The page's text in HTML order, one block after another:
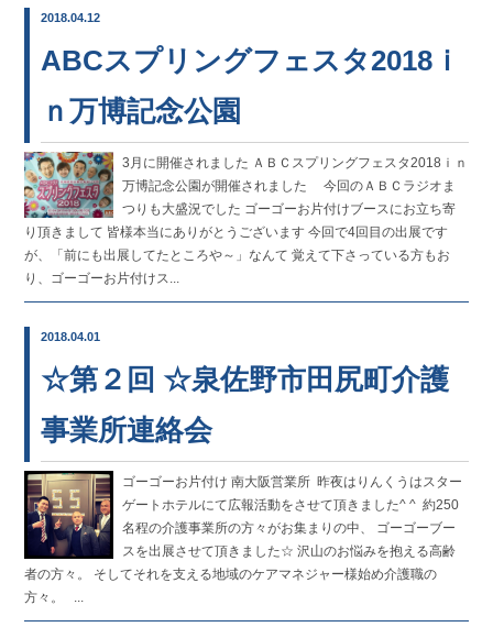
2018.04.12
ABCスプリングフェスタ2018ｉ
ｎ万博記念公園
3月に開催されました ＡＢＣスプリングフェスタ2018ｉｎ
万博記念公園が開催されました 今回のＡＢＣラジオま
つりも大盛況でした ゴーゴーお片付けブースにお立ち寄
り頂きまして 皆様本当にありがとうございます 今回で4回目の出展です
が、「前にも出展してたところや～」なんて 覚えて下さっている方もお
り、ゴーゴーお片付けス...
2018.04.01
☆第２回 ☆泉佐野市田尻町介護
事業所連絡会
ゴーゴーお片付け 南大阪営業所 ㅤㅤㅤㅤㅤㅤㅤㅤㅤㅤㅤㅤㅤ 昨夜はりんくうはスター
ゲートホテルにて広報活動をさせて頂きました^ ^ ㅤㅤㅤㅤㅤㅤㅤㅤㅤㅤㅤㅤㅤ 約250
名程の介護事業所の方々がお集まりの中、 ゴーゴーブー
スを出展させて頂きました☆ 沢山のお悩みを抱える高齢
者の方々。 そしてそれを支える地域のケアマネジャー様始め介護職の
方々。 ...